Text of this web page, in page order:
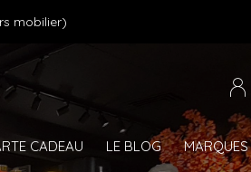
CADEAU LE BLOG MARQUES
mobilier)